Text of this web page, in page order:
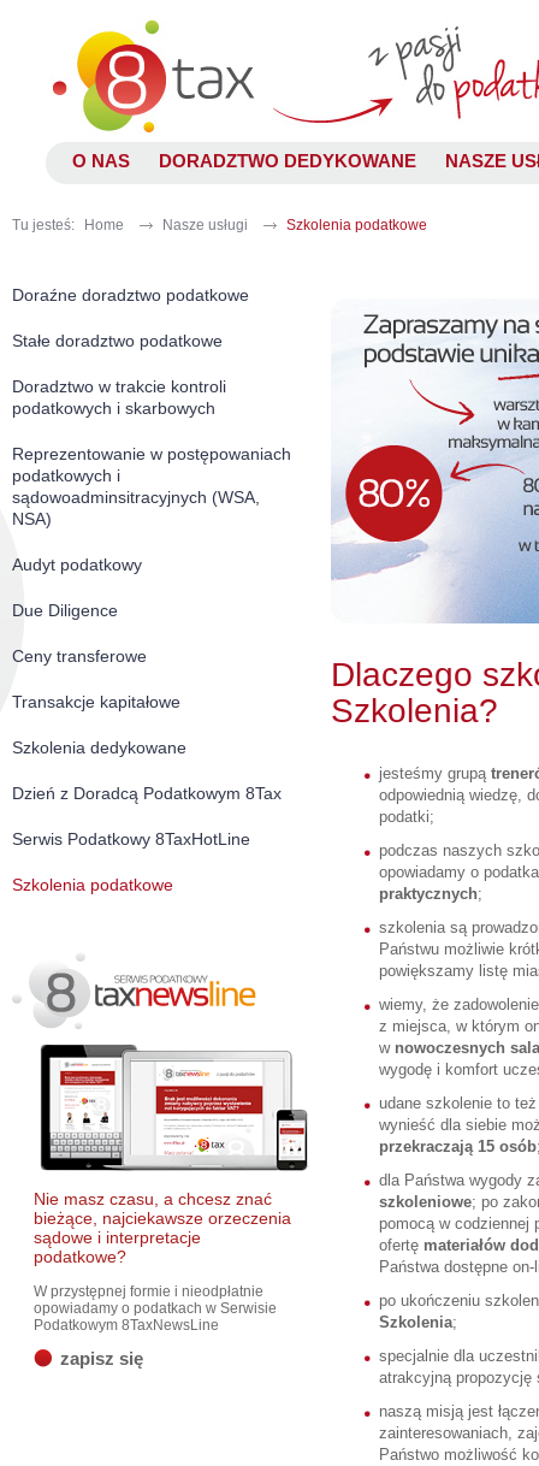
O NAS DORADZTWO DEDYKOWANE NASZE
Tu jesteś: Home Nasze usługi Szkolenia podatkowe
Doraźne doradztwo podatkowe
Stałe doradztwo podatkowe
Doradztwo w trakcie kontroli
podatkowych i skarbowych
Reprezentowanie w postępowaniach
podatkowych i
sądowoadminsitracyjnych (WSA,
NSA)
Audyt podatkowy
Due Diligence
Ceny transferowe
Transakcje kapitałowe
Szkolenia dedykowane
Dzień z Doradcą Podatkowym 8Tax
Serwis Podatkowy 8TaxHotLine
Szkolenia podatkowe
Nie masz czasu, a chcesz znać
bieżące, najciekawsze orzeczenia
sądowe i interpretacje
podatkowe?
W przystępnej formie i nieodpłatnie
opowiadamy o podatkach w Serwisie
Podatkowym 8TaxNewsLine
zapisz się
Dlaczego
Szkolenia?
jesteśmy grupą
odpowiednią wiedzę,
podatki;
podczas naszych
opowiadamy o
praktycznych;
szkolenia są
Państwu możliwie
powiększamy listę
wiemy, że
z miejsca, w którym
w nowoczesnych
wygodę i komfort
udane szkolenie to
wynieść dla siebie
przekraczają 15 osób
dla Państwa wygody
szkoleniowe; po
pomocą w codziennej
ofertę materiałów
Państwa dostępne
po ukończeniu
Szkolenia;
specjalnie dla
atrakcyjną propozycję
naszą misją jest
zainteresowaniach,
Państwo możliwość